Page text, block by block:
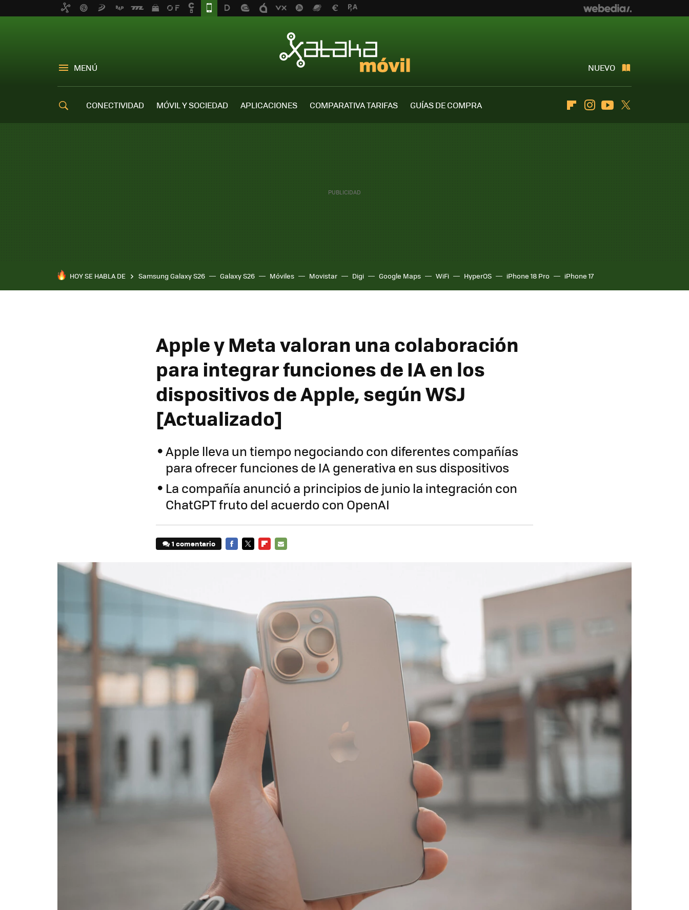
MENÚ NUEVO
CONECTIVIDAD MÓVIL Y SOCIEDAD APLICACIONES COMPARATIVA TARIFAS
GUÍAS DE COMPRA
FlipboardInstagramYoutube
HOY SE HABLA DE Samsung Galaxy S26 Galaxy S26 Móviles Movistar Digi Google Maps WiFi HyperOS iPhone 18 Pro iPhone 17
Apple y Meta valoran una colaboración
para integrar funciones de IA en los
dispositivos de Apple, según WSJ
[Actualizado]
Apple lleva un tiempo negociando con diferentes compañías
para ofrecer funciones de IA generativa en sus dispositivos
La compañía anunció a principios de junio la integración con
ChatGPT fruto del acuerdo con OpenAI
1 comentario